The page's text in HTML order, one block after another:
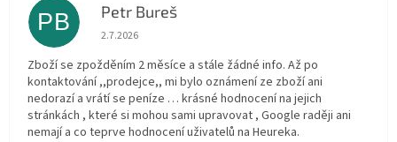
PB Petr Bureš
Hodnocení obchodu je 1 z 5 hvězdiček.
2.7.2026
Zboží se zpožděním 2 měsíce a stále žádné info. Až po
kontaktování ,,prodejce,, mi bylo oznámení ze zboží ani
nedorazí a vrátí se peníze … krásné hodnocení na jejich
stránkách , které si mohou sami upravovat , Google raději ani
nemají a co teprve hodnocení uživatelů na Heureka.